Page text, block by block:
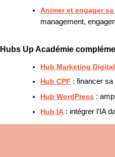
Animer et engager
management,
Hubs Up Académie
Hub Marketing Digital
Hub CPF : financer
Hub WordPress :
Hub IA : intégrer l’IA